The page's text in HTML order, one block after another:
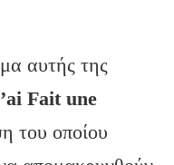
αυτής της
’ai Faitune
του οποίου